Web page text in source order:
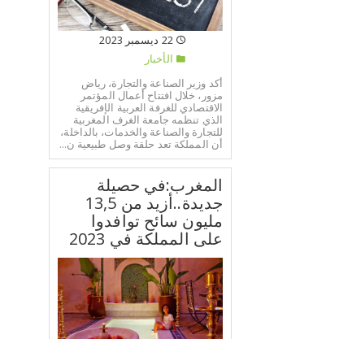
الأخبار
أكد وزير الصناعة والتجارة، رياض
مزور، خلال افتتاح أعمال المؤتمر
الاقتصادي للغرفة العربية الإفريقية
الذي تنظمه جامعة الغرف المغربية
للتجارة والصناعة والخدمات، بالداخلة،
أن المملكة تعد حلقة وصل طبيعية ن...
المغرب:في حصيلة
جديدة..أزيد من 13,5
مليون سائح توافدوا
على المملكة في 2023